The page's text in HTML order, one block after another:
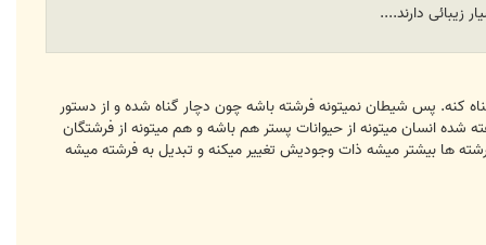
زیبائی دارند....
کنه. پس شیطان نمیتونه فرشته باشه چون دچار گناه شده و از دستور
شده انسان میتونه از حیوانات پستر هم باشه و هم میتونه از فرشتگان
ها بیشتر میشه ذات وجودیش تغییر میکنه و تبدیل به فرشته میشه